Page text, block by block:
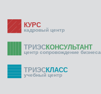
КУРС
кадровый центр
ТРИЭСКОНСУЛЬТАНТ
центр сопровождение бизнеса
ТРИЭСКЛАСС
учебный центр